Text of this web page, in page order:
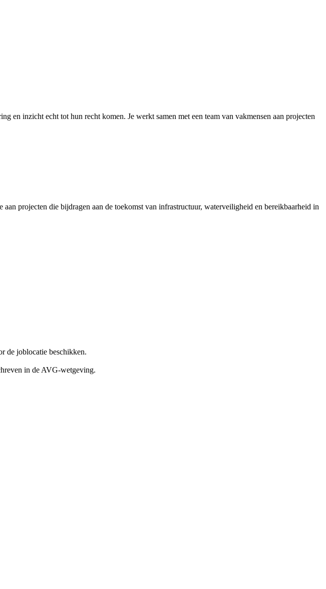
inzicht echt tot hun recht komen. Je werkt samen met een team van vakmensen aan projecten
projecten die bijdragen aan de toekomst van infrastructuur, waterveiligheid en bereikbaarheid in
de joblocatie beschikken.
in de AVG-wetgeving.